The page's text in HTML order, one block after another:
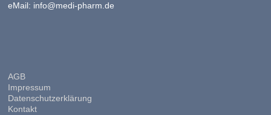
eMail: info@medi-pharm.de
AGB
Impressum
Datenschutzerklärung
Kontakt